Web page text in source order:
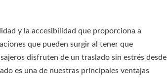
y la accesibilidad que proporciona a
que pueden surgir al tener que
disfruten de un traslado sin estrés desde
es una de nuestras principales ventajas